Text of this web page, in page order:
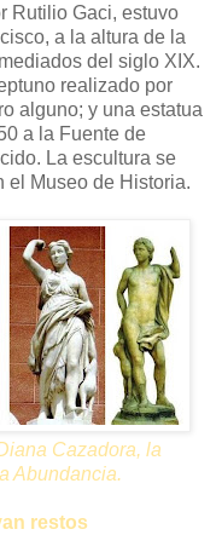
Rutilio Gaci, estuvo
a la altura de la
del siglo XIX.
realizado por
alguno; y una estatua
a la Fuente de
La escultura se
el Museo de Historia.
Cazadora, la
Abundancia.
restos